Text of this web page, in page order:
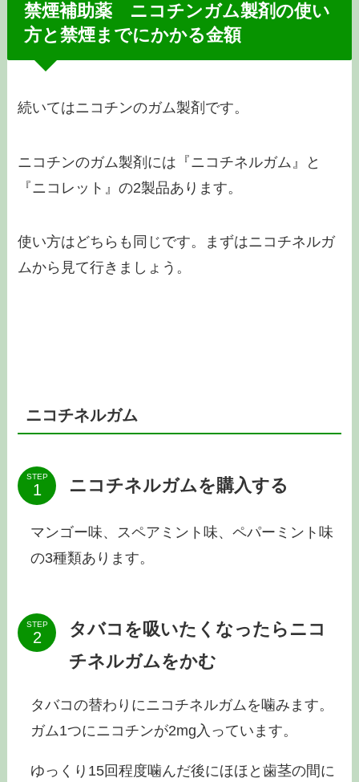
禁煙補助薬 ニコチンガム製剤の使い
方と禁煙までにかかる金額
続いてはニコチンのガム製剤です。
ニコチンのガム製剤には『ニコチネルガム』と
『ニコレット』の2製品あります。
使い方はどちらも同じです。まずはニコチネルガ
ムから見て行きましょう。
ニコチネルガム
STEP ニコチネルガムを購入する
マンゴー味、スペアミント味、ペパーミント味
の3種類あります。
STEP
タバコを吸いたくなったらニコ
チネルガムをかむ
タバコの替わりにニコチネルガムを噛みます。
ガム1つにニコチンが2mg入っています。
ゆっくり15回程度噛んだ後にほほと歯茎の間に